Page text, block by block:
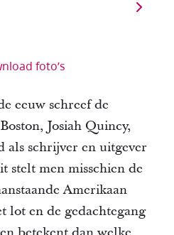
foto’s
eeuw schreef de
Josiah Quincy,
als schrijver en uitgever
stelt men misschien de
Amerikaan
lot en de gedachtegang